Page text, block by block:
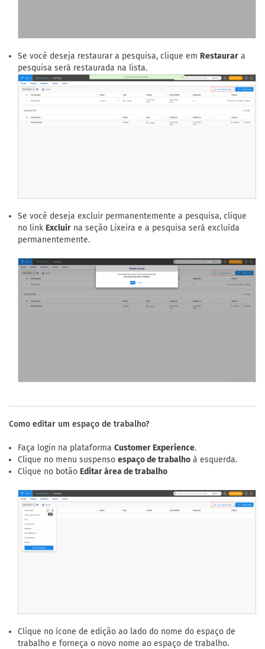
Se você deseja restaurar a pesquisa, clique em Restaurar a
pesquisa será restaurada na lista.
Se você deseja excluir permanentemente a pesquisa, clique
no link Excluir na seção Lixeira e a pesquisa será excluída
permanentemente.
Como editar um espaço de trabalho?
Faça login na plataforma Customer Experience.
Clique no menu suspenso espaço de trabalho à esquerda.
Clique no botão Editar área de trabalho
Clique no ícone de edição ao lado do nome do espaço de
trabalho e forneça o novo nome ao espaço de trabalho.